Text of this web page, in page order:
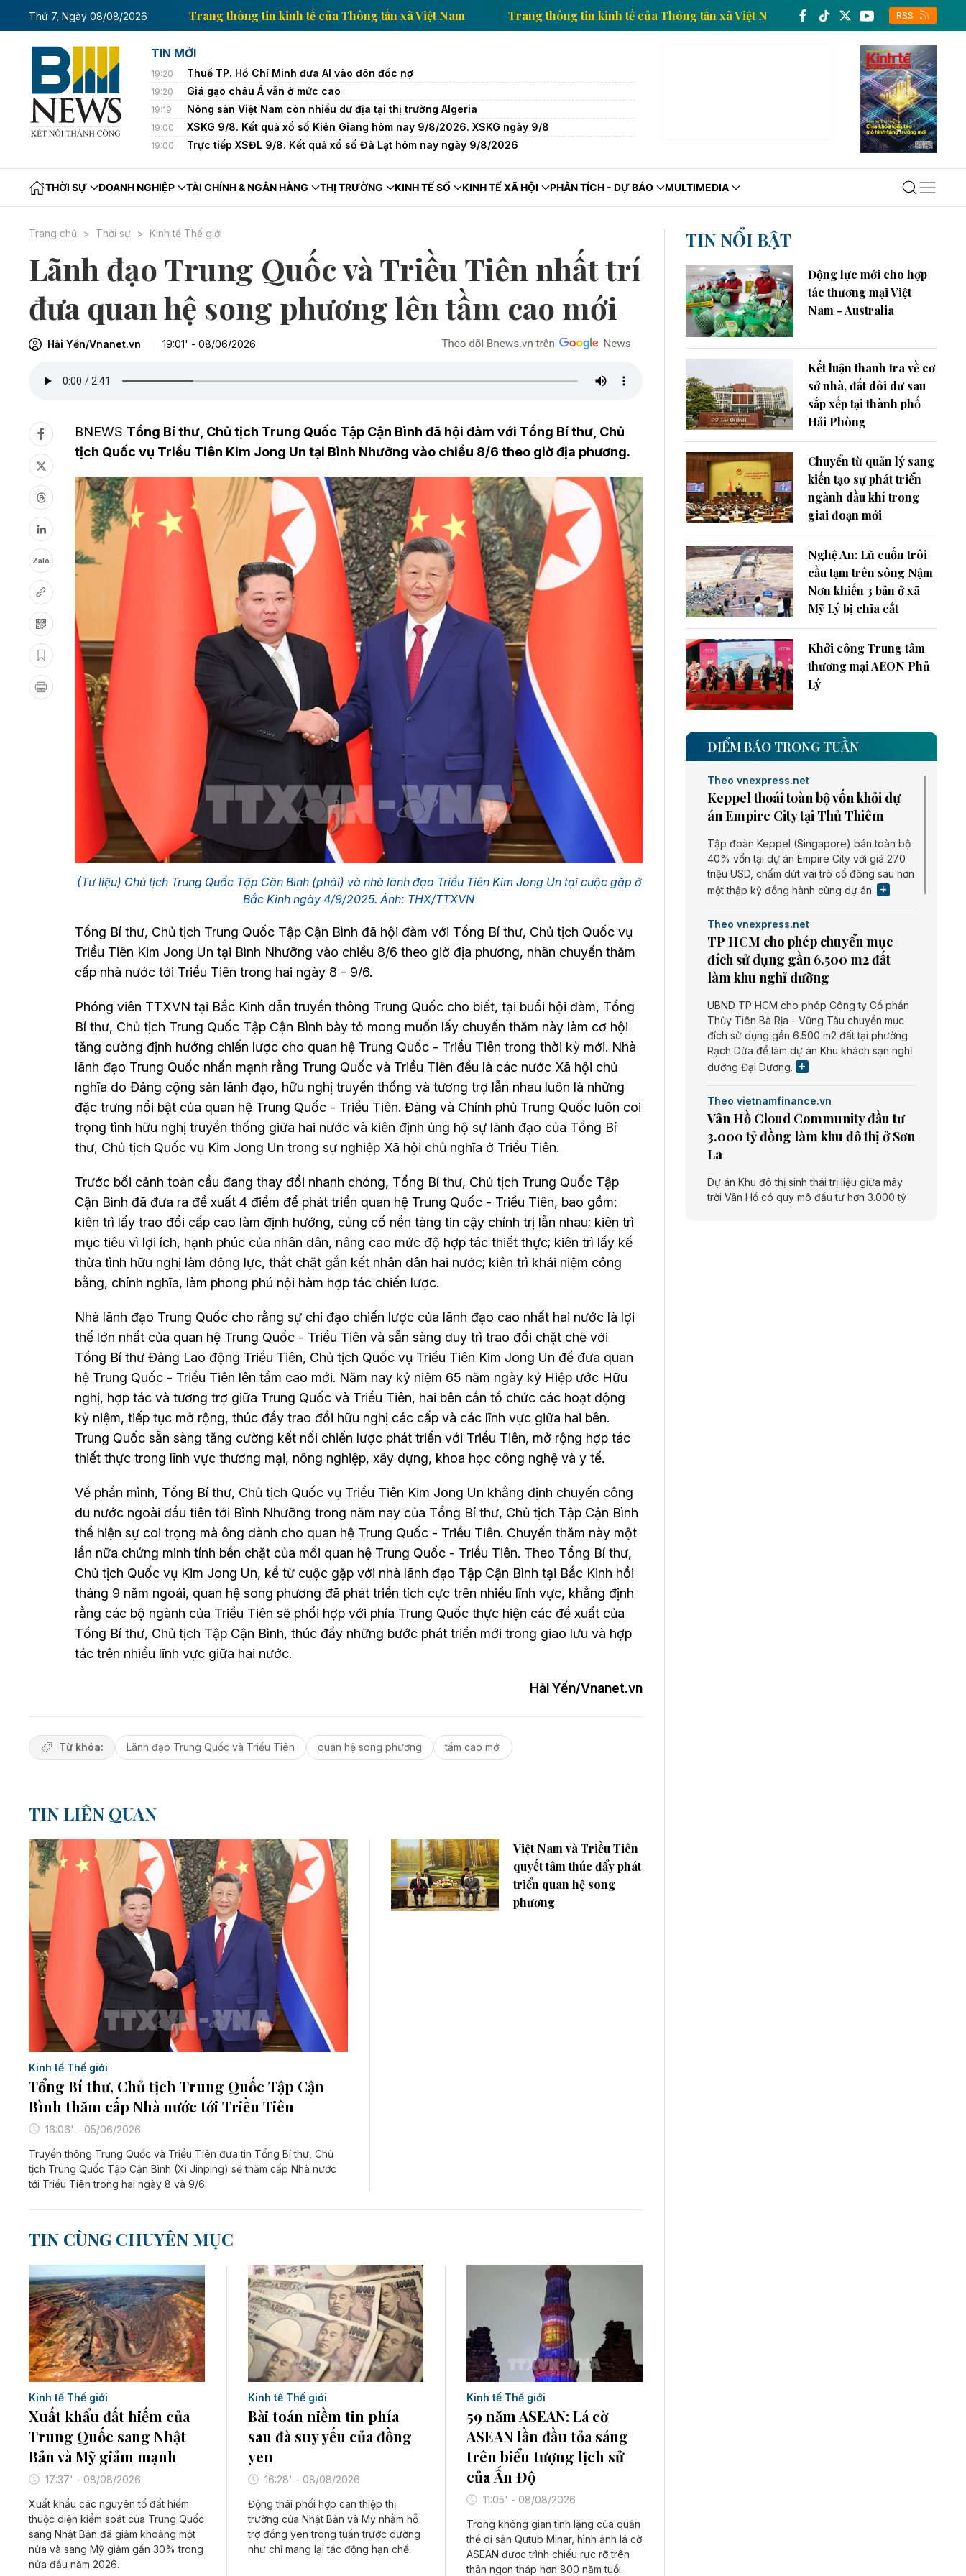
Thứ 7, Ngày 08/08/2026
kinh tế của Thông tấn xã Việt Nam Trang thông tin kinh tế của Thông tấn xã Việt Nam Trang thông tin kinh tế của Thông tấn xã Việt Nam Trang thông
RSS
TIN MỚI
19:20 Thuế TP. Hồ Chí Minh đưa AI vào đôn đốc nợ
19:20 Giá gạo châu Á vẫn ở mức cao
19:19 Nông sản Việt Nam còn nhiều dư địa tại thị trường Algeria
19:00 XSKG 9/8. Kết quả xổ số Kiên Giang hôm nay 9/8/2026. XSKG ngày 9/8
19:00 Trực tiếp XSĐL 9/8. Kết quả xổ số Đà Lạt hôm nay ngày 9/8/2026
THỜI SỰ DOANH NGHIỆP TÀI CHÍNH & NGÂN HÀNG THỊ TRƯỜNG KINH TẾ SỐ KINH TẾ XÃ HỘI PHÂN TÍCH - DỰ BÁO MULTIMEDIA
Trang chủ Thời sự Kinh tế Thế giới
Lãnh đạo Trung Quốc và Triều Tiên nhất trí
đưa quan hệ song phương lên tầm cao mới
Hải Yến/Vnanet.vn 19:01' - 08/06/2026
Zalo
BNEWS Tổng Bí thư, Chủ tịch Trung Quốc Tập Cận Bình đã hội đàm với Tổng Bí thư, Chủ
tịch Quốc vụ Triều Tiên Kim Jong Un tại Bình Nhưỡng vào chiều 8/6 theo giờ địa phương.
(Tư liệu) Chủ tịch Trung Quốc Tập Cận Bình (phải) và nhà lãnh đạo Triều Tiên Kim Jong Un tại cuộc gặp ở
Bắc Kinh ngày 4/9/2025. Ảnh: THX/TTXVN
Tổng Bí thư, Chủ tịch Trung Quốc Tập Cận Bình đã hội đàm với Tổng Bí thư, Chủ tịch Quốc vụ
Triều Tiên Kim Jong Un tại Bình Nhưỡng vào chiều 8/6 theo giờ địa phương, nhân chuyến thăm
cấp nhà nước tới Triều Tiên trong hai ngày 8 - 9/6.
Phóng viên TTXVN tại Bắc Kinh dẫn truyền thông Trung Quốc cho biết, tại buổi hội đàm, Tổng
Bí thư, Chủ tịch Trung Quốc Tập Cận Bình bày tỏ mong muốn lấy chuyến thăm này làm cơ hội
tăng cường định hướng chiến lược cho quan hệ Trung Quốc - Triều Tiên trong thời kỳ mới. Nhà
lãnh đạo Trung Quốc nhấn mạnh rằng Trung Quốc và Triều Tiên đều là các nước Xã hội chủ
nghĩa do Đảng cộng sản lãnh đạo, hữu nghị truyền thống và tương trợ lẫn nhau luôn là những
đặc trưng nổi bật của quan hệ Trung Quốc - Triều Tiên. Đảng và Chính phủ Trung Quốc luôn coi
trọng tình hữu nghị truyền thống giữa hai nước và kiên định ủng hộ sự lãnh đạo của Tổng Bí
thư, Chủ tịch Quốc vụ Kim Jong Un trong sự nghiệp Xã hội chủ nghĩa ở Triều Tiên.
Trước bối cảnh toàn cầu đang thay đổi nhanh chóng, Tổng Bí thư, Chủ tịch Trung Quốc Tập
Cận Bình đã đưa ra đề xuất 4 điểm để phát triển quan hệ Trung Quốc - Triều Tiên, bao gồm:
kiên trì lấy trao đổi cấp cao làm định hướng, củng cố nền tảng tin cậy chính trị lẫn nhau; kiên trì
mục tiêu vì lợi ích, hạnh phúc của nhân dân, nâng cao mức độ hợp tác thiết thực; kiên trì lấy kế
thừa tình hữu nghị làm động lực, thắt chặt gắn kết nhân dân hai nước; kiên trì khái niệm công
bằng, chính nghĩa, làm phong phú nội hàm hợp tác chiến lược.
Nhà lãnh đạo Trung Quốc cho rằng sự chỉ đạo chiến lược của lãnh đạo cao nhất hai nước là lợi
thế lớn nhất của quan hệ Trung Quốc - Triều Tiên và sẵn sàng duy trì trao đổi chặt chẽ với
Tổng Bí thư Đảng Lao động Triều Tiên, Chủ tịch Quốc vụ Triều Tiên Kim Jong Un để đưa quan
hệ Trung Quốc - Triều Tiên lên tầm cao mới. Năm nay kỷ niệm 65 năm ngày ký Hiệp ước Hữu
nghị, hợp tác và tương trợ giữa Trung Quốc và Triều Tiên, hai bên cần tổ chức các hoạt động
kỷ niệm, tiếp tục mở rộng, thúc đẩy trao đổi hữu nghị các cấp và các lĩnh vực giữa hai bên.
Trung Quốc sẵn sàng tăng cường kết nối chiến lược phát triển với Triều Tiên, mở rộng hợp tác
thiết thực trong lĩnh vực thương mại, nông nghiệp, xây dựng, khoa học công nghệ và y tế.
Về phần mình, Tổng Bí thư, Chủ tịch Quốc vụ Triều Tiên Kim Jong Un khẳng định chuyến công
du nước ngoài đầu tiên tới Bình Nhưỡng trong năm nay của Tổng Bí thư, Chủ tịch Tập Cận Bình
thể hiện sự coi trọng mà ông dành cho quan hệ Trung Quốc - Triều Tiên. Chuyến thăm này một
lần nữa chứng minh tính bền chặt của mối quan hệ Trung Quốc - Triều Tiên. Theo Tổng Bí thư,
Chủ tịch Quốc vụ Kim Jong Un, kể từ cuộc gặp với nhà lãnh đạo Tập Cận Bình tại Bắc Kinh hồi
tháng 9 năm ngoái, quan hệ song phương đã phát triển tích cực trên nhiều lĩnh vực, khẳng định
rằng các bộ ngành của Triều Tiên sẽ phối hợp với phía Trung Quốc thực hiện các đề xuất của
Tổng Bí thư, Chủ tịch Tập Cận Bình, thúc đẩy những bước phát triển mới trong giao lưu và hợp
tác trên nhiều lĩnh vực giữa hai nước.
Hải Yến/Vnanet.vn
Từ khóa: Lãnh đạo Trung Quốc và Triều Tiên quan hệ song phương tầm cao mới
TIN LIÊN QUAN
Kinh tế Thế giới
Tổng Bí thư, Chủ tịch Trung Quốc Tập Cận
Bình thăm cấp Nhà nước tới Triều Tiên
16:06' - 05/06/2026
Truyền thông Trung Quốc và Triều Tiên đưa tin Tổng Bí thư, Chủ
tịch Trung Quốc Tập Cận Bình (Xi Jinping) sẽ thăm cấp Nhà nước
tới Triều Tiên trong hai ngày 8 và 9/6.
Việt Nam và Triều Tiên
quyết tâm thúc đẩy phát
triển quan hệ song
phương
TIN CÙNG CHUYÊN MỤC
Kinh tế Thế giới
Xuất khẩu đất hiếm của
Trung Quốc sang Nhật
Bản và Mỹ giảm mạnh
17:37' - 08/08/2026
Xuất khẩu các nguyên tố đất hiếm
thuộc diện kiểm soát của Trung Quốc
sang Nhật Bản đã giảm khoảng một
nửa và sang Mỹ giảm gần 30% trong
nửa đầu năm 2026.
Kinh tế Thế giới
Bài toán niềm tin phía
sau đà suy yếu của đồng
yen
16:28' - 08/08/2026
Động thái phối hợp can thiệp thị
trường của Nhật Bản và Mỹ nhằm hỗ
trợ đồng yen trong tuần trước dường
như chỉ mang lại tác động hạn chế.
Kinh tế Thế giới
59 năm ASEAN: Lá cờ
ASEAN lần đầu tỏa sáng
trên biểu tượng lịch sử
của Ấn Độ
11:05' - 08/08/2026
Trong không gian tĩnh lặng của quần
thể di sản Qutub Minar, hình ảnh lá cờ
ASEAN được trình chiếu rực rỡ trên
thân ngọn tháp hơn 800 năm tuổi.
TIN NỔI BẬT
Động lực mới cho hợp
tác thương mại Việt
Nam - Australia
Kết luận thanh tra về cơ
sở nhà, đất dôi dư sau
sắp xếp tại thành phố
Hải Phòng
Chuyển từ quản lý sang
kiến tạo sự phát triển
ngành dầu khí trong
giai đoạn mới
Nghệ An: Lũ cuốn trôi
cầu tạm trên sông Nậm
Nơn khiến 3 bản ở xã
Mỹ Lý bị chia cắt
Khởi công Trung tâm
thương mại AEON Phủ
Lý
ĐIỂM BÁO TRONG TUẦN
Theo vnexpress.net
Keppel thoái toàn bộ vốn khỏi dự
án Empire City tại Thủ Thiêm
Tập đoàn Keppel (Singapore) bán toàn bộ
40% vốn tại dự án Empire City với giá 270
triệu USD, chấm dứt vai trò cổ đông sau hơn
một thập kỷ đồng hành cùng dự án.
Theo vnexpress.net
TP HCM cho phép chuyển mục
đích sử dụng gần 6.500 m2 đất
làm khu nghỉ dưỡng
UBND TP HCM cho phép Công ty Cổ phần
Thủy Tiên Bà Rịa - Vũng Tàu chuyển mục
đích sử dụng gần 6.500 m2 đất tại phường
Rạch Dừa để làm dự án Khu khách sạn nghỉ
dưỡng Đại Dương.
Theo vietnamfinance.vn
Vân Hồ Cloud Community đầu tư
3.000 tỷ đồng làm khu đô thị ở Sơn
La
Dự án Khu đô thị sinh thái trị liệu giữa mây
trời Vân Hồ có quy mô đầu tư hơn 3.000 tỷ